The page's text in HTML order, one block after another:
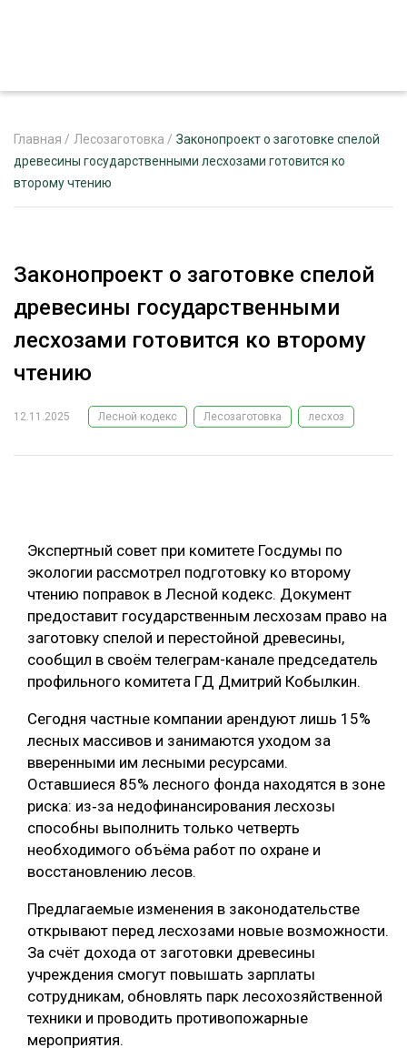
ЖУРНАЛ «ЛЕСНОЙ КОМПЛЕКС»
ЛЕСНОЕ ХОЗЯЙСТВО
ОБРАБОТКА ДРЕВЕСИНЫ
ЛОГИСТИКА
ПРОИЗВОДСТВО ДРЕВЕСНЫХ ПЛИТ
ЦБП
КОМПЛЕКСНАЯ ПЕРЕРАБОТКА
ЛЕСОПИЛЕНИЕ
ДЕРЕВЯННОЕ ДОМОСТРОЕНИЕ
БЕЗОПАСНОЕ ПРОИЗВОДСТВО
СОРТИРОВКА ДРЕВЕСИНЫ
СУШКА ДРЕВЕСИНЫ
МЕБЕЛЬНОЕ ПРОИЗВОДСТВО
ПОДБОРКИ СТАТЕЙ
ЭКСПЕРТНОЕ МНЕНИЕ
Главная / Лесозаготовка / Законопроект о заготовке спелой
древесины государственными лесхозами готовится ко
второму чтению
Законопроект о заготовке спелой
древесины государственными
лесхозами готовится ко второму
чтению
12.11.2025 Лесной кодекс Лесозаготовка лесхоз
Экспертный совет при комитете Госдумы по
экологии рассмотрел подготовку ко второму
чтению поправок в Лесной кодекс. Документ
предоставит государственным лесхозам право на
заготовку спелой и перестойной древесины,
сообщил в своём телеграм-канале председатель
профильного комитета ГД Дмитрий Кобылкин.
Сегодня частные компании арендуют лишь 15%
лесных массивов и занимаются уходом за
вверенными им лесными ресурсами.
Оставшиеся 85% лесного фонда находятся в зоне
риска: из‑за недофинансирования лесхозы
способны выполнить только четверть
необходимого объёма работ по охране и
восстановлению лесов.
Предлагаемые изменения в законодательстве
открывают перед лесхозами новые возможности.
За счёт дохода от заготовки древесины
учреждения смогут повышать зарплаты
сотрудникам, обновлять парк лесохозяйственной
техники и проводить противопожарные
мероприятия.